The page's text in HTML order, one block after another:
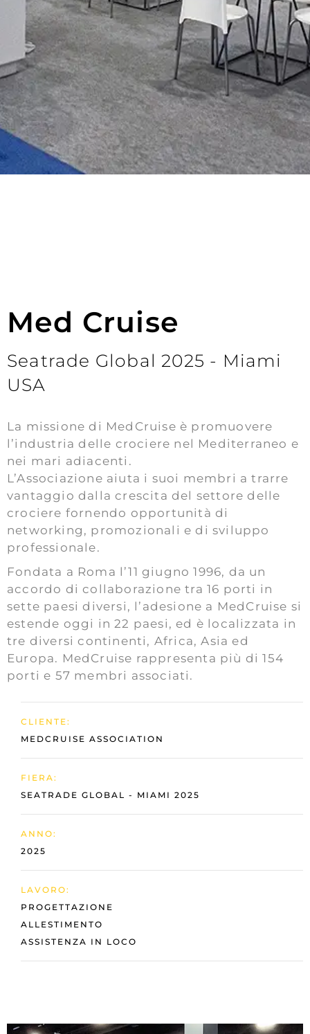
Vedi la nostra Brochure
GUARDA ORA
Med Cruise
Seatrade Global 2025 - Miami
USA
La missione di MedCruise è promuovere
l’industria delle crociere nel Mediterraneo e
nei mari adiacenti.
L’Associazione aiuta i suoi membri a trarre
vantaggio dalla crescita del settore delle
crociere fornendo opportunità di
networking, promozionali e di sviluppo
professionale.
Fondata a Roma l’11 giugno 1996, da un
accordo di collaborazione tra 16 porti in
sette paesi diversi, l’adesione a MedCruise si
estende oggi in 22 paesi, ed è localizzata in
tre diversi continenti, Africa, Asia ed
Europa. MedCruise rappresenta più di 154
porti e 57 membri associati.
CLIENTE:
MEDCRUISE ASSOCIATION
FIERA:
SEATRADE GLOBAL - MIAMI 2025
ANNO:
2025
LAVORO:
PROGETTAZIONE
ALLESTIMENTO
ASSISTENZA IN LOCO